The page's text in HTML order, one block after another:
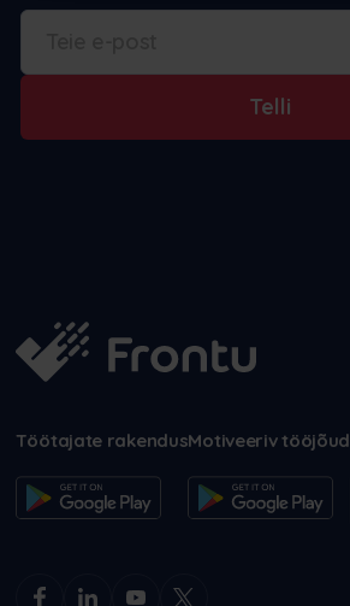
Telli
Töötajate rakendusMotiveeriv tööjõud